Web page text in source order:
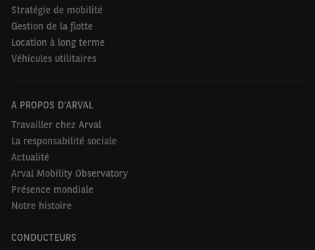
Stratégie de mobilité
Gestion de la flotte
Location à long terme
Véhicules utilitaires
A PROPOS D'ARVAL
Travailler chez Arval
La responsabilité sociale
Actualité
Arval Mobility Observatory
Présence mondiale
Notre histoire
CONDUCTEURS